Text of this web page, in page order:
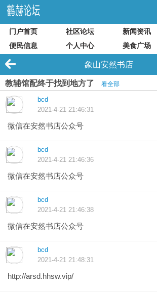
门户首页 社区论坛 新闻资讯
便民信息
个人中心 美食广场
象山安然书店
教辅馆配终于找到地方了 看全部
bcd
2021-4-21 21:46:31
微信在安然书店公众号
bcd
2021-4-21 21:46:36
微信在安然书店公众号
bcd
2021-4-21 21:46:38
微信在安然书店公众号
bcd
2021-4-21 21:48:31
http://arsd.hhsw.vip/